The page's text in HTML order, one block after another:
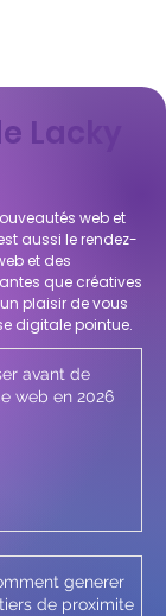
Lacky
web et
aussi le rendez-
et des
que créatives
plaisir de vous
digitale pointue.
avant de
web en 2026
generer
de proximite